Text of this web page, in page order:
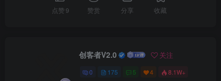
点赞 9 赞赏 分享 收藏
创客者V2.0 关注
0 175 5 4 8.1W+